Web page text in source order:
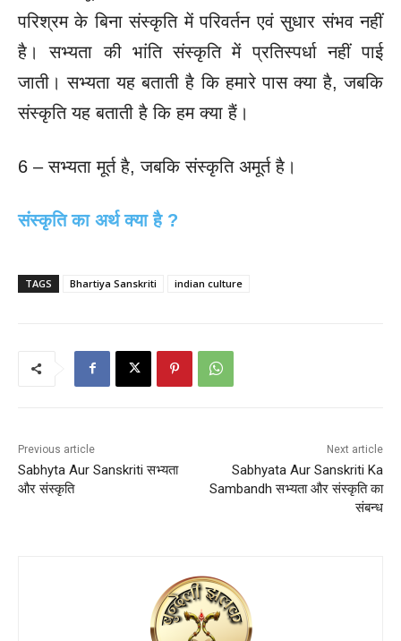
परिश्रम के बिना संस्कृति में परिवर्तन एवं सुधार संभव नहीं
है। सभ्यता की भांति संस्कृति में प्रतिस्पर्धा नहीं पाई
जाती। सभ्यता यह बताती है कि हमारे पास क्या है, जबकि
संस्कृति यह बताती है कि हम क्या हैं।
6 – सभ्यता मूर्त है, जबकि संस्कृति अमूर्त है।
संस्कृति का अर्थ क्या है ?
TAGS Bhartiya Sanskriti indian culture
Previous article
Sabhyta Aur Sanskriti सभ्यता
और संस्कृति
Next article
Sabhyata Aur Sanskriti Ka
Sambandh सभ्यता और संस्कृति का
संबन्ध